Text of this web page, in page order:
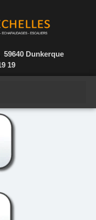
59640 Dunkerque
19